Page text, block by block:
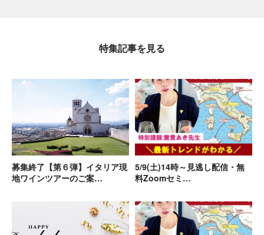
新サービス「イタリアワイン土着品種研究会 Season
2026.04.30
【キャンセル待ち】6月6日（土）イタリアワイン通信
講座クラス会@大阪を開催！
ゴールデンウィーク期間の出荷スケジュールについて
2026.03.13
「最後のボトル」Zoom LIVEセール「闇市」開催決
定！
2026.03.13 【重要】ポイント制度変更に関する大切なお知らせ
座のクラス会を開催！
【重要】新しいVIP制度についてのお知らせ
特集記事を見る
募集終了【第６弾】イタリア現
地ワインツアーのご案…
5/9(土)14時～見逃し配信・無
料Zoomセミ…